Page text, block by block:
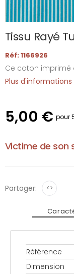
Tissu Rayé
Réf: 1166926
Ce coton imprimé
Plus d'informations
5,00 € pour
Victime de son
Partager: <>
Référence
Dimension